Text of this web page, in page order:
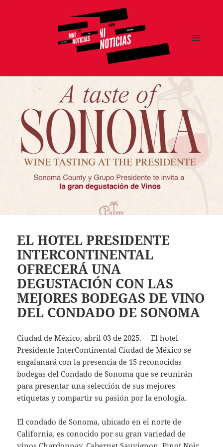
EL HOTEL PRESIDENTE
INTERCONTINENTAL
OFRECERÁ UNA
DEGUSTACIÓN CON LAS
MEJORES BODEGAS DE VINO
DEL CONDADO DE SONOMA
Ciudad de México, abril 03 de 2025.— El hotel
Presidente InterContinental Ciudad de México se
engalanará con la presencia de 15 reconocidas
bodegas del Condado de Sonoma que se reunirán
para presentar una selección de sus mejores
etiquetas y compartir su pasión por la enología.
El condado de Sonoma, ubicado en el norte de
California, es conocido por su gran variedad de